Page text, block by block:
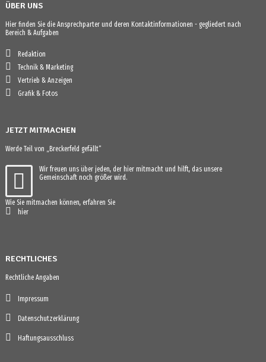
ÜBER UNS
Hier finden Sie die Ansprechparter und deren Kontaktinformationen - gegliedert nach
Bereich & Aufgaben
Redaktion
Technik & Marketing
Vertrieb & Anzeigen
Grafik & Fotos
JETZT MITMACHEN
Werde Teil von „Breckerfeld gefällt“
Wir freuen uns über jeden, der hier mitmacht und hilft, das unsere
Gemeinschaft noch größer wird.
Wie Sie mitmachen können, erfahren Sie
hier
RECHTLICHES
Rechtliche Angaben
Impressum
Datenschutzerklärung
Haftungsausschluss